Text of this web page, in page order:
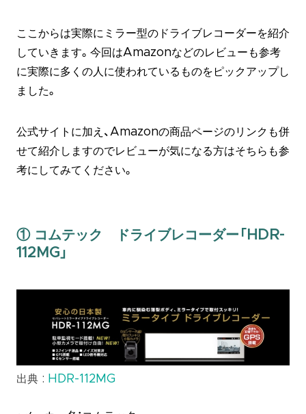
ここからは実際にミラー型のドライブレコーダーを紹介
していきます。今回はAmazonなどのレビューも参考
に実際に多くの人に使われているものをピックアップし
ました。
公式サイトに加え、Amazonの商品ページのリンクも併
せて紹介しますのでレビューが気になる方はそちらも参
考にしてみてください。
① コムテック ドライブレコーダー「HDR-
112MG」
出典 : HDR-112MG